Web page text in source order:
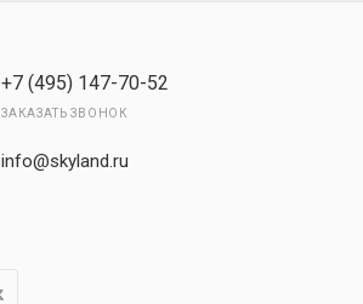
+7 (495) 147-70-52
ЗАКАЗАТЬ ЗВОНОК
info@skyland.ru